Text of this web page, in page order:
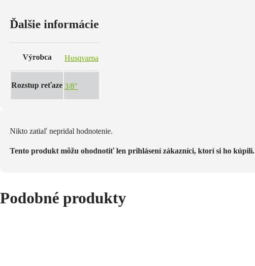
Ďalšie informácie
Výrobca Husqvarna
Rozstup reťaze 3/8"
Nikto zatiaľ nepridal hodnotenie.
Tento produkt môžu ohodnotiť len prihlásení zákazníci, ktorí si ho kúpili.
Podobné produkty